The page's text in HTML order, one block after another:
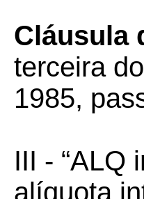
Cláusula
terceira
1985,
III - “ALQ
alíquota